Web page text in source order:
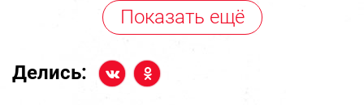
Показать ещё
Делись: